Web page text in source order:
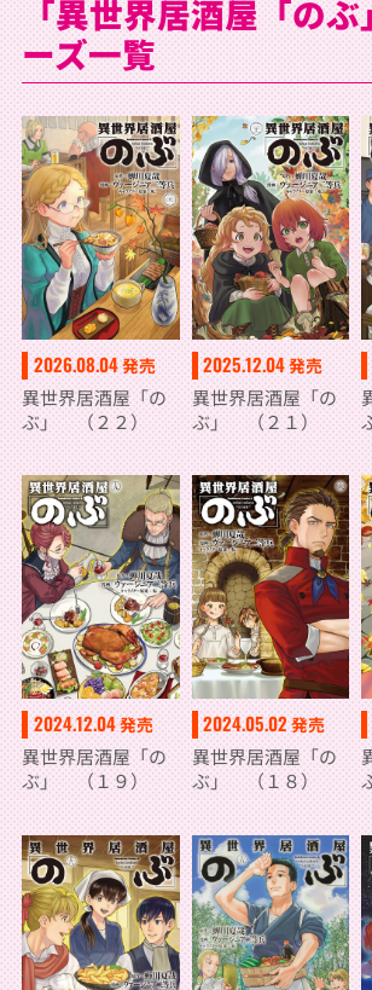
「異世界居酒屋「の
ーズ一覧
2026.08.04発売
異世界居酒屋「の
ぶ」 （２２）
2025.12.04発売
異世界居酒屋「の
ぶ」 （２１）
2024.12.04発売
異世界居酒屋「の
ぶ」 （１９）
2024.05.02 発売
異世界居酒屋「の
ぶ」 （１８）